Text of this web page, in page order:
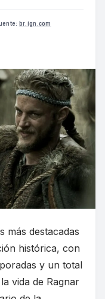
br.ign.com
más destacadas
histórica, con
y un total
vida de Ragnar